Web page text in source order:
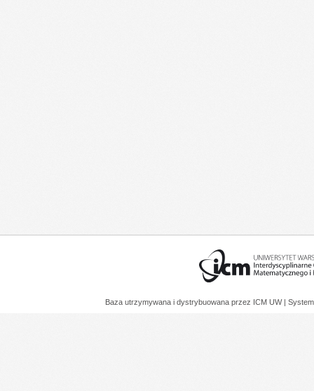
Baza utrzymywana i dystrybuowana przez ICM UW |